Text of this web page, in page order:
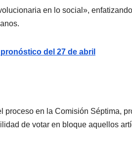
en lo social»,
del 27 de abril
en la Comisión Séptima,
de votar en bloque aquellos